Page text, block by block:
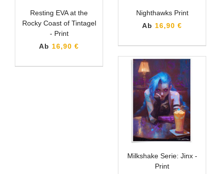
Resting EVA at the
Rocky Coast of Tintagel
- Print
Ab 16,90 €
Nighthawks Print
Ab 16,90 €
Milkshake Serie: Jinx -
Print